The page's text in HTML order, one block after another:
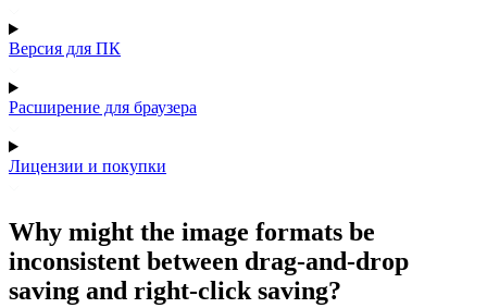
Версия для ПК
Расширение для браузера
Лицензии и покупки
Why might the image formats be
inconsistent between drag-and-drop
saving and right-click saving?